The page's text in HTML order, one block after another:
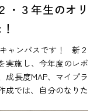
・３年生のオリ
ャンパスです！ 新２
実施し、今年度のレポ
成長度MAP、マイプラ
成では、自分のなりた